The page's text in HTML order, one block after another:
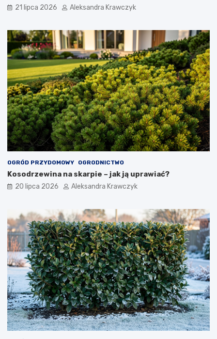
21 lipca 2026 Aleksandra Krawczyk
OGRÓD PRZYDOMOWY OGRODNICTWO
Kosodrzewina na skarpie – jak ją uprawiać?
20 lipca 2026 Aleksandra Krawczyk